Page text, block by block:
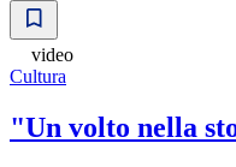
video
Cultura
"Un volto nella